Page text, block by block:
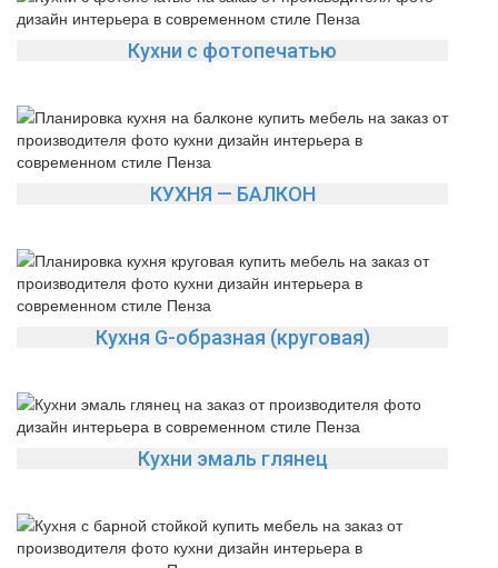
Кухни с фотопечатью
КУХНЯ — БАЛКОН
Кухня G-образная (круговая)
Кухни эмаль глянец